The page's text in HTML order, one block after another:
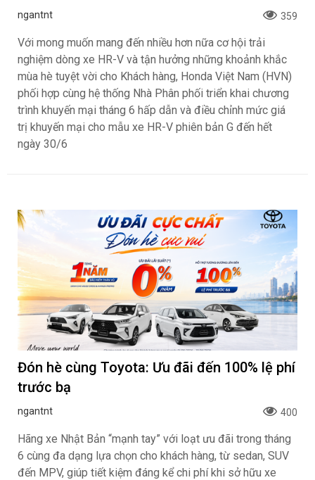
ngantnt 359
Với mong muốn mang đến nhiều hơn nữa cơ hội trải
nghiệm dòng xe HR-V và tận hưởng những khoảnh khắc
mùa hè tuyệt vời cho Khách hàng, Honda Việt Nam (HVN)
phối hợp cùng hệ thống Nhà Phân phối triển khai chương
trình khuyến mại tháng 6 hấp dẫn và điều chỉnh mức giá
trị khuyến mại cho mẫu xe HR-V phiên bản G đến hết
ngày 30/6
Đón hè cùng Toyota: Ưu đãi đến 100% lệ phí
trước bạ
ngantnt 400
Hãng xe Nhật Bản “mạnh tay” với loạt ưu đãi trong tháng
6 cùng đa dạng lựa chọn cho khách hàng, từ sedan, SUV
đến MPV, giúp tiết kiệm đáng kể chi phí khi sở hữu xe